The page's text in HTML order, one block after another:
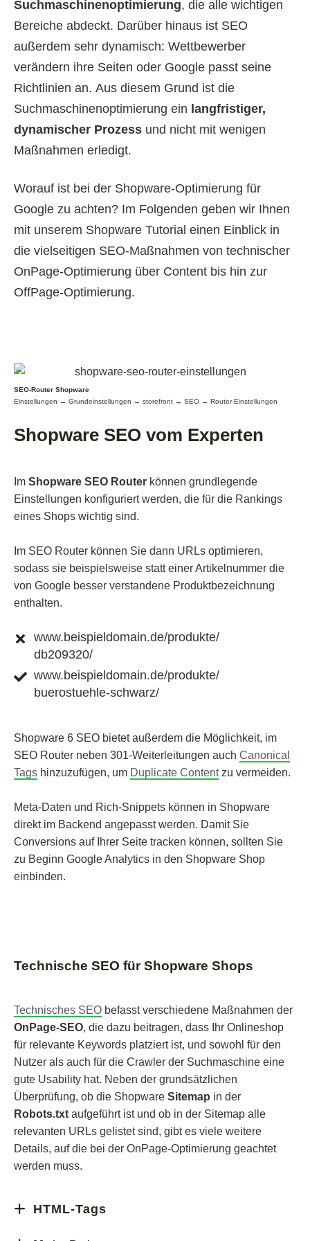
Suchmaschinenoptimierung, die alle wichtigen
Bereiche abdeckt. Darüber hinaus ist SEO
außerdem sehr dynamisch: Wettbewerber
verändern ihre Seiten oder Google passt seine
Richtlinien an. Aus diesem Grund ist die
Suchmaschinenoptimierung ein langfristiger,
dynamischer Prozess und nicht mit wenigen
Maßnahmen erledigt.
Worauf ist bei der Shopware-Optimierung für
Google zu achten? Im Folgenden geben wir Ihnen
mit unserem Shopware Tutorial einen Einblick in
die vielseitigen SEO-Maßnahmen von technischer
OnPage-Optimierung über Content bis hin zur
OffPage-Optimierung.
Shopware SEO vom Experten
Im Shopware SEO Router können grundlegende
Einstellungen konfiguriert werden, die für die Rankings
eines Shops wichtig sind.
Im SEO Router können Sie dann URLs optimieren,
sodass sie beispielsweise statt einer Artikelnummer die
von Google besser verstandene Produktbezeichnung
enthalten.
www.beispieldomain.de/produkte/
db209320/
www.beispieldomain.de/produkte/
buerostuehle-schwarz/
Shopware 6 SEO bietet außerdem die Möglichkeit, im
SEO Router neben 301-Weiterleitungen auch Canonical
Tags hinzuzufügen, um Duplicate Contentzu vermeiden.
Meta-Daten und Rich-Snippets können in Shopware
direkt im Backend angepasst werden. Damit Sie
Conversions auf Ihrer Seite tracken können, sollten Sie
zu Beginn Google Analytics in den Shopware Shop
einbinden.
SEO-Router Shopware
Einstellungen → Grundeinstellungen → storefront → SEO → Router-Einstellungen
Technische SEO für Shopware Shops
Technisches SEO befasst verschiedene Maßnahmen der
OnPage-SEO, die dazu beitragen, dass Ihr Onlineshop
für relevante Keywords platziert ist, und sowohl für den
Nutzer als auch für die Crawler der Suchmaschine eine
gute Usability hat. Neben der grundsätzlichen
Überprüfung, ob die Shopware Sitemap in der
Robots.txt aufgeführt ist und ob in der Sitemap alle
relevanten URLs gelistet sind, gibt es viele weitere
Details, auf die bei der OnPage-Optimierung geachtet
werden muss.
HTML-Tags